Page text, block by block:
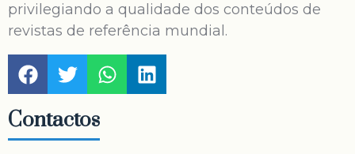
privilegiando a qualidade dos conteúdos de
revistas de referência mundial.
Contactos